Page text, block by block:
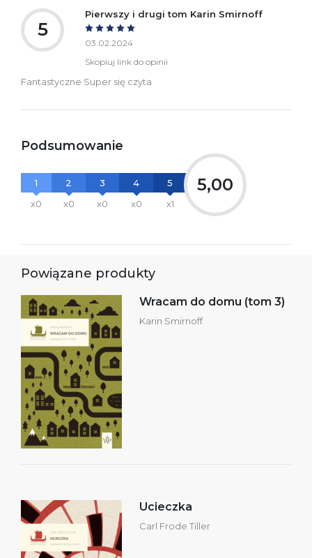
5
Pierwszy i drugi tom Karin Smirnoff
03.02.2024
Skopiuj link do opinii
Fantastyczne Super się czyta
Podsumowanie
1
x0
2
x0
3
x0
4
x0
5
x1
5,00
Powiązane produkty
Wracam do domu (tom 3)
Karin Smirnoff
Ucieczka
Carl Frode Tiller